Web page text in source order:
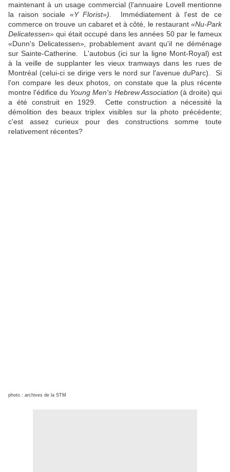
maintenant à un usage commercial (l'annuaire Lovell mentionne
la raison sociale «Y Florist»).
Immédiatement à l'est de ce
commerce on trouve un cabaret et à côté, le restaurant «Nu-Park
Delicatessen»qui était occupé dans les années 50 par le fameux
«Dunn's Delicatessen», probablement avant qu'il ne déménage
sur Sainte-Catherine
L'autobus (ici sur la ligne Mont-Royal) est
à la veille de supplanter les vieux tramways dans les rues de
Montréal (celui-ci se dirige vers le nord sur l'avenue duParc). Si
l'on compare les deux photos, on constate que la plus récente
montre l'édifice du Young Men's Hebrew Association (à droite) qui
a été construit en 1929. Cette construction a nécessité la
démolition des beaux triplex visibles sur la photo précédente;
c'est assez curieux pour des constructions somme toute
relativement récentes?
photo : archives de la STM